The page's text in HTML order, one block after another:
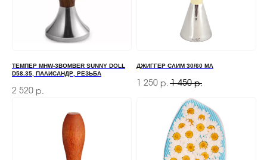
ТЕМПЕР MHW-3BOMBER SUNNY DOLL
D58.35, ПАЛИСАНДР, РЕЗЬБА
2 520 р.
ДЖИГГЕР СЛИМ 30/60 МЛ
1 250 р. 1 450 р.
Если у вас есть вопросы по ассортименту или
нужна консультация — оставьте свои контакты,
мы свяжемся с вами
ЗАКАЗАТЬ ЗВОНОК